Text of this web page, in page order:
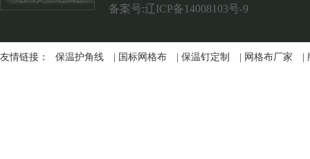
备案号:辽ICP备14008103号-9
友情链接： 保温护角线 国标网格布 保温钉定制 网格布厂家 |